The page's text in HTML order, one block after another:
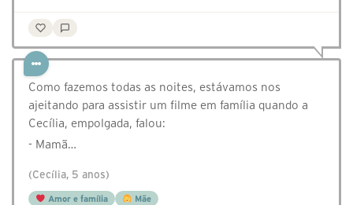
Como fazemos todas as noites, estávamos nos
ajeitando para assistir um filme em família quando a
Cecília, empolgada, falou:
- Mamã…
(Cecília, 5 anos)
Amor e família Mãe